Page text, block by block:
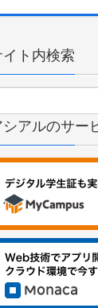
イト内検索
シアルのサー